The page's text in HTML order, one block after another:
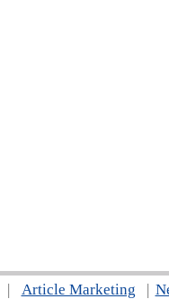
| Article Marketing |